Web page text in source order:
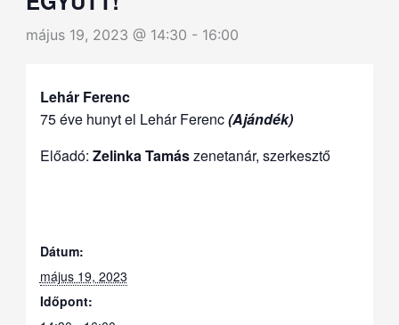
május 19, 2023 @ 14:30 - 16:00
Lehár Ferenc
75 éve hunyt el Lehár Ferenc(Ajándék)
Előadó: Zelinka Tamászenetanár, szerkesztő
Dátum:
május 19, 2023
Időpont: